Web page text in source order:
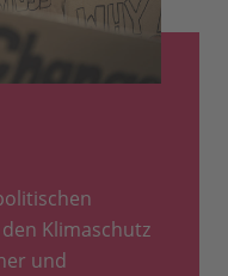
Klimaschutz
und